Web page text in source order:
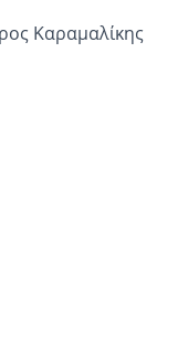
Καραμαλίκης